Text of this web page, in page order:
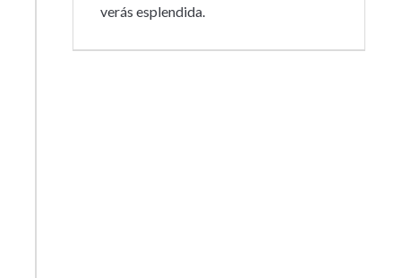
verás esplendida.